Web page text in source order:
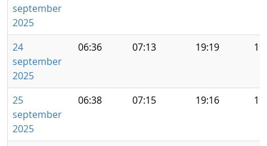
september
2025
24
september
2025
06:36 07:13 19:19
25
september
2025
06:38 07:15 19:16